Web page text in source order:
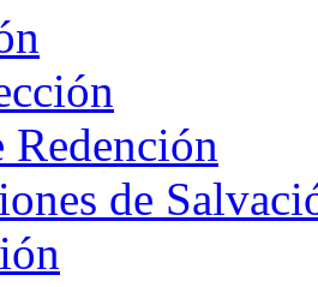
Redención
de